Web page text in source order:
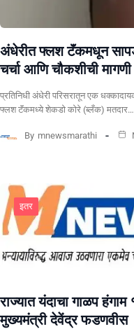
अंधेरीत फ्लश टॅंकमधून
चर्चा आणि चौकशीची मागणी
प्रतिनिधी अंधेरी परिसरातून एक
फ्लश टॅंकमध्ये शेकडो कोरे (ब्लँक) मतदार…
By mnewsmarathi
इतर
राज्यात यंदाचा गाळप
मुख्यमंत्री देवेंद्र फडणवीस